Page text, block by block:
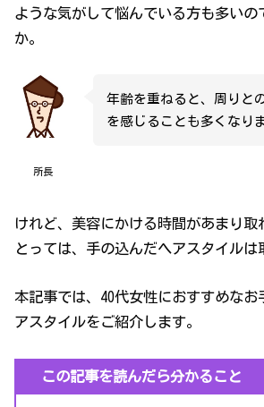
ような気がして悩んでいる方も多いの
か。
所長
年齢を重ねると、周りと
を感じることも多くなり
けれど、美容にかける時間があまり取
とっては、手の込んだヘアスタイルは
本記事では、40代女性におすすめなお
アスタイルをご紹介します。
この記事を読んだら分かること